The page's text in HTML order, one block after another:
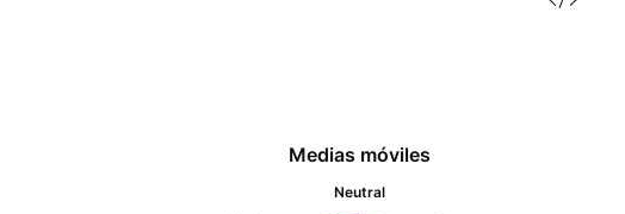
Medias móviles
Neutral